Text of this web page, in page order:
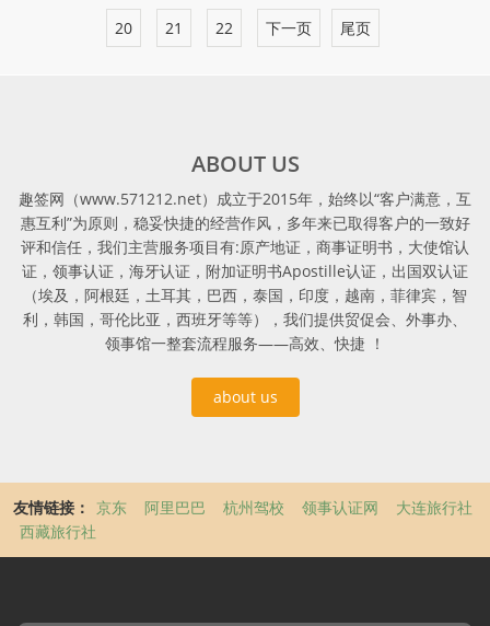
20 21 22 下一页 尾页
ABOUT US
趣签网（www.571212.net）成立于2015年，始终以“客户满意，互
惠互利”为原则，稳妥快捷的经营作风，多年来已取得客户的一致好
评和信任，我们主营服务项目有:原产地证，商事证明书，大使馆认
证，领事认证，海牙认证，附加证明书Apostille认证，出国双认证
（埃及，阿根廷，土耳其，巴西，泰国，印度，越南，菲律宾，智
利，韩国，哥伦比亚，西班牙等等），我们提供贸促会、外事办、
领事馆一整套流程服务——高效、快捷 ！
about us
友情链接： 京东 阿里巴巴 杭州驾校 领事认证网
大连旅行社
西藏旅行社